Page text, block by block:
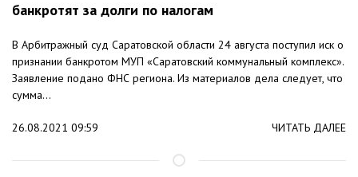
банкротят за долги по налогам
В Арбитражный суд Саратовской области 24 августа поступил иск о
признании банкротом МУП «Саратовский коммунальный комплекс».
Заявление подано ФНС региона. Из материалов дела следует, что
сумма...
26.08.2021 09:59 ЧИТАТЬ ДАЛЕЕ